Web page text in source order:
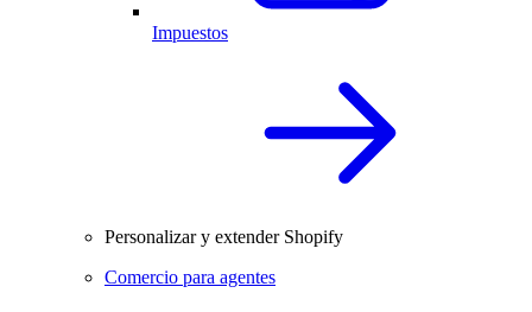
Impuestos
Personalizar y extender Shopify
Comercio para agentes